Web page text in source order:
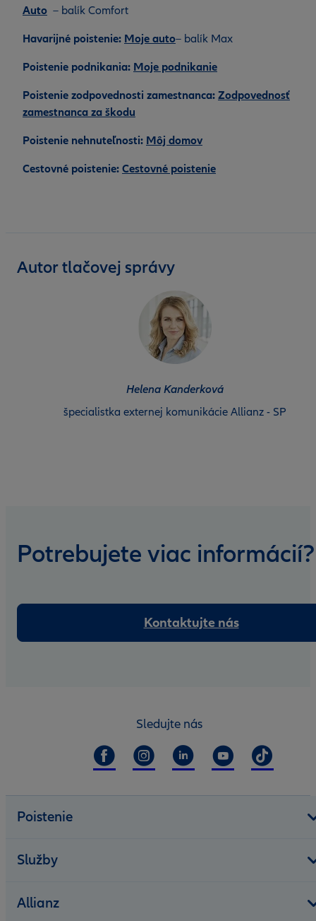
Auto – balík Comfort
Havarijné poistenie: Moje auto– balík Max
Poistenie podnikania: Moje podnikanie
Poistenie zodpovednosti zamestnanca: Zodpovednosť
zamestnanca za škodu
Poistenie nehnuteľnosti: Môj domov
Cestovné poistenie: Cestovné poistenie
Autor tlačovej správy
Helena Kanderková
špecialistka externej komunikácie Allianz - SP
Potrebujete viac informácií?
Kontaktujte nás
Sledujte nás
Poistenie
Služby
Allianz